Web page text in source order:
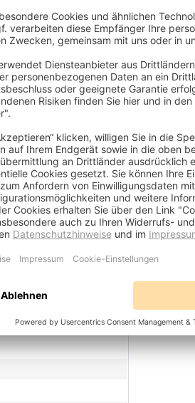
(Pivot-Funktion)
(bis 25kg belastbar)
4,5cm (HxB Wandplatte), 5,4 bis
erforderlich